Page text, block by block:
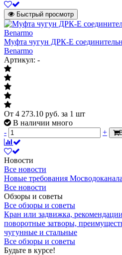
Быстрый просмотр
Муфта чугун ДРК-Е
Benarmo
Артикул: -
От 4 273.10 руб. за 1 шт
В наличии много
-
+
Новости
Все новости
Новые требования
Все новости
Обзоры и советы
Все обзоры и советы
Кран или задвижка,
поворотные затворы,
чугунные и стальные
Все обзоры и советы
Будьте в курсе!